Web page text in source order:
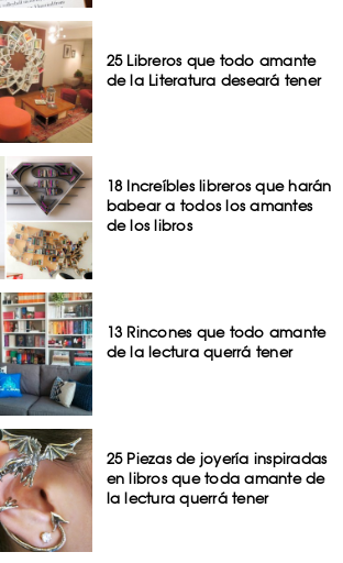
25 Libreros que todo amante
de la Literatura deseará tener
18 Increíbles libreros que harán
babear a todos los amantes
de los libros
13 Rincones que todo amante
de la lectura querrá tener
25 Piezas de joyería inspiradas
en libros que toda amante de
la lectura querrá tener